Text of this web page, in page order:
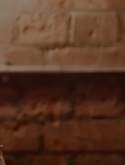
Hunan Arlwyo
Carafanau a Gwersylla
Rhagor o Leoedd